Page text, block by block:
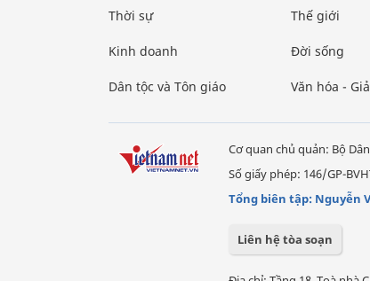
Thời sự
Kinh doanh
Dân tộc và Tôn giáo
Thế giới
Đời sống
Văn hóa -
Cơ quan chủ quản: Bộ
Số giấy phép: 146/GP-
Tổng biên tập: Nguyễn
Liên hệ tòa soạn